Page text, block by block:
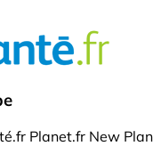
Planet.fr New